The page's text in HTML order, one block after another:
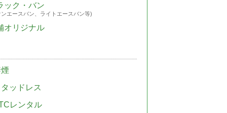
ック・バン
エースバン、ライトエースバン等)
オリジナル
ッドレス
レンタル